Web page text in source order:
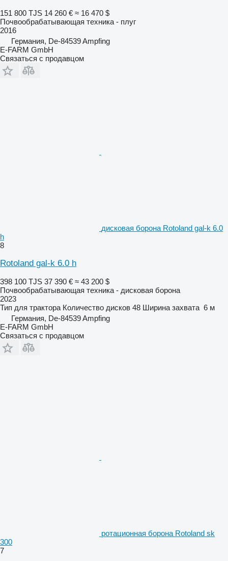
151 800 TJS 14 260 € ≈ 16 470 $
Почвообрабатывающая техника - плуг
2016
Германия, De-84539 Ampfing
E-FARM GmbH
Связаться с продавцом
дисковая борона Rotoland gal-k 6.0
h
8
Rotoland gal-k 6.0 h
398 100 TJS 37 390 € ≈ 43 200 $
Почвообрабатывающая техника - дисковая борона
2023
Тип для трактора Количество дисков 48 Ширина захвата 6 м
Германия, De-84539 Ampfing
E-FARM GmbH
Связаться с продавцом
ротационная борона Rotoland sk
300
7